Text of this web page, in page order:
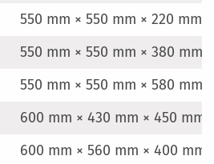
550 mm × 550 mm × 220 mm
550 mm × 550 mm × 380 mm
550 mm × 550 mm × 580 mm
600 mm × 430 mm × 450 mm
600 mm × 560 mm × 400 mm